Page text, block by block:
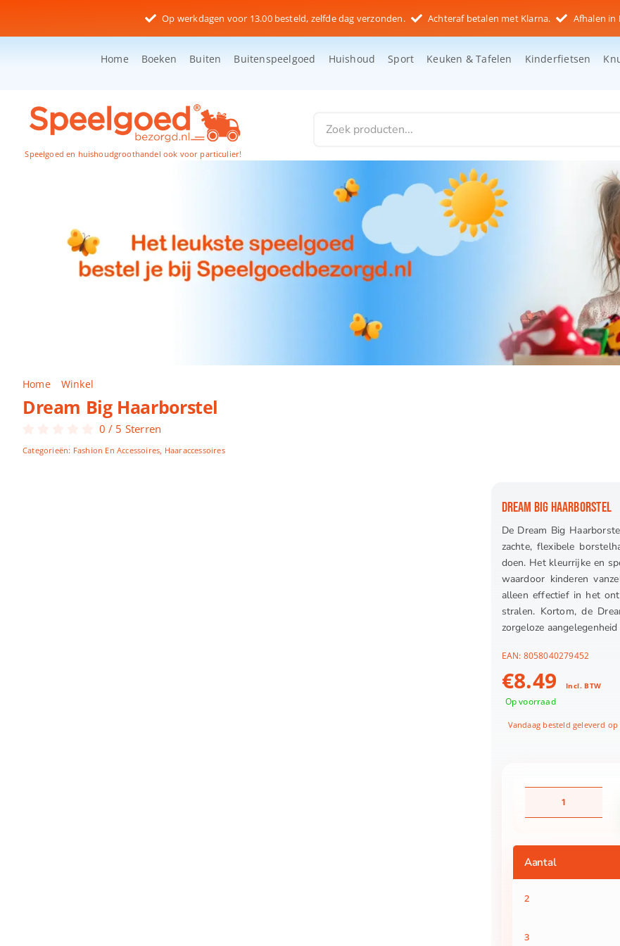
inhoud
Op werkdagen voor 13.00 besteld, zelfde dag verzonden. Achteraf betalen met Klarna. Afhalen in
Home Boeken Buiten Buitenspeelgoed Huishoud Sport Keuken & Tafelen Kinderfietsen
Speelgoed en huishoudgroothandel ook voor particulier!
Home Winkel
Dream Big Haarborstel
0 / 5 Sterren
Categorieën: Fashion En Accessoires, Haaraccessoires
DREAM BIG HAARBORSTEL
De Dream Big
zachte, flexibele
doen. Het kleurrijke en
waardoor kinderen
alleen effectief in het
stralen. Kortom, de
zorgeloze
EAN: 8058040279452
€8.49 Incl. BTW
Op voorraad
Vandaag besteld geleverd op
Big
Haarborstel
Aantal
2
3